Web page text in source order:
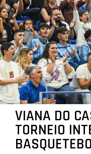
VIANA DO
TORNEIO